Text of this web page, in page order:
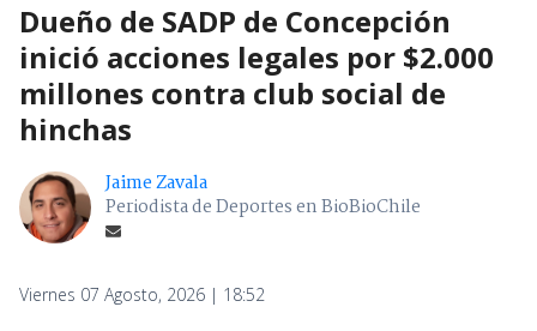
Dueño de SADP de Concepción
inició acciones legales por $2.000
millones contra club social de
hinchas
Jaime Zavala
Periodista de Deportes en BioBioChile
Viernes 07 Agosto, 2026 | 18:52